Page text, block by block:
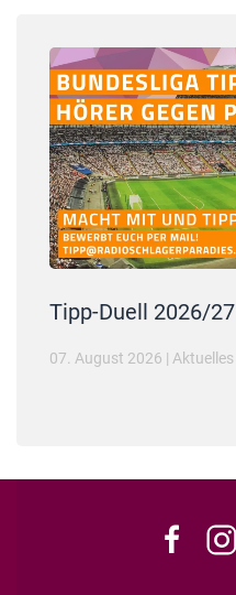
Tipp-Duell 2026/27
07. August 2026 | Aktuelles